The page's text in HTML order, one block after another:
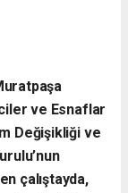
ve Esnaflar
Değişikliği ve
çalıştayda,